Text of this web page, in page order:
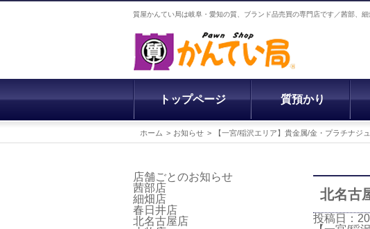
質屋かんてい局は岐阜・愛知の質、ブランド品売買の専門店です／茜部、
トップページ 質預かり
ホーム お知らせ 【一宮/稲沢エリア】貴金属/金・プラチナジ
北名古
投稿日：
店舗ごとのお知らせ
茜部店
細畑店
春日井店
北名古屋店